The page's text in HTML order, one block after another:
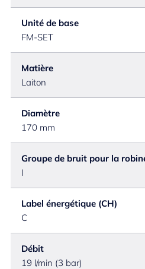
Unité de base
FM-SET
Matière
Laiton
Diamètre
170 mm
Groupe de bruit pour la
I
Label énergétique (CH)
C
Débit
19 l/min (3 bar)